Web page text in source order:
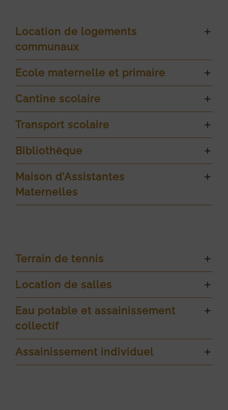
Location de logements
communaux
Ecole maternelle et primaire
Cantine scolaire
Transport scolaire
Bibliothèque
Maison d’Assistantes
Maternelles
Terrain de tennis
Location de salles
Eau potable et assainissement
collectif
Assainissement individuel